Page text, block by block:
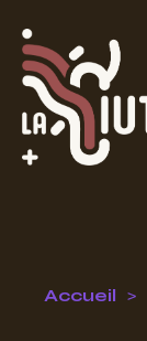
Accueil